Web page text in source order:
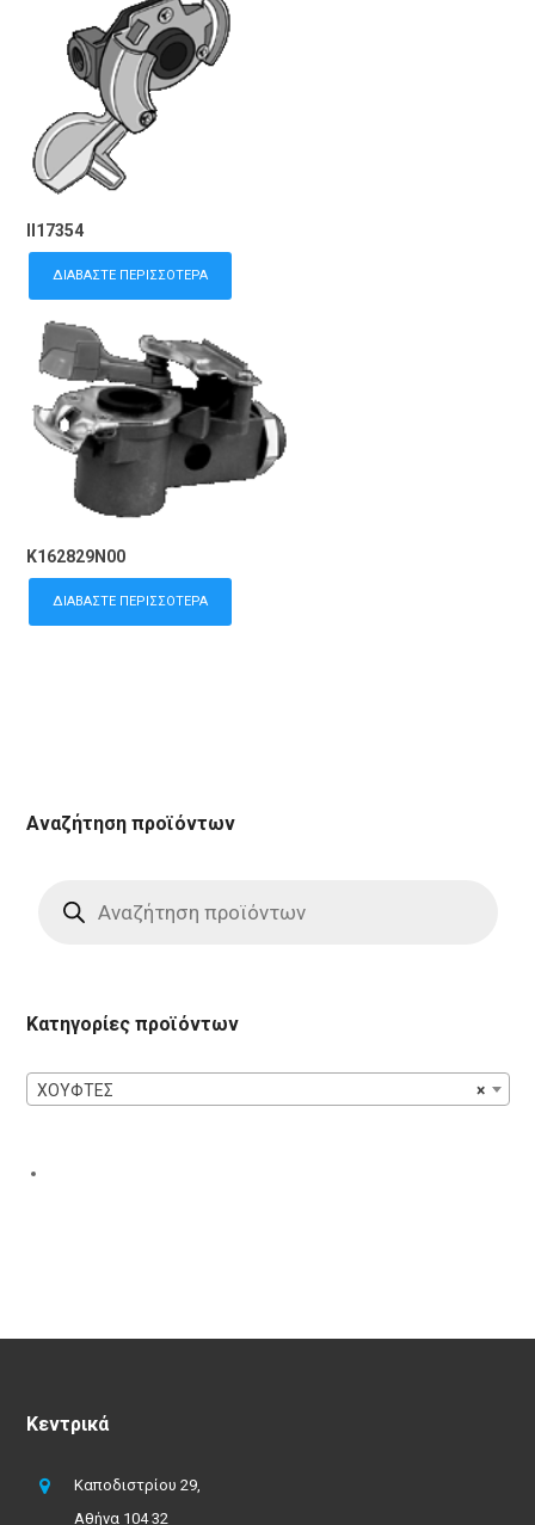
II17354
ΔΙΑΒΆΣΤΕ ΠΕΡΙΣΣΌΤΕΡΑ
K162829N00
ΔΙΑΒΆΣΤΕ ΠΕΡΙΣΣΌΤΕΡΑ
Αναζήτηση προϊόντων
search
Κατηγορίες προϊόντων
×
ΧΟΥΦΤΕΣ
Κεντρικά
Καποδιστρίου 29,
Αθήνα 104 32